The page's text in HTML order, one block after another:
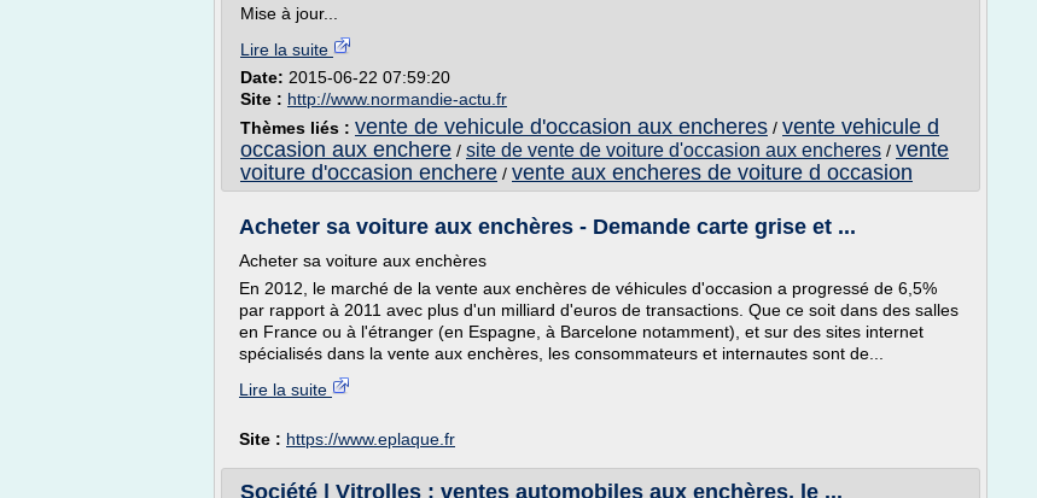
Mise à jour...
Lire la suite
Date: 2015-06-22 07:59:20
Site : http://www.normandie-actu.fr
Thèmes liés : vente de vehicule d'occasion aux encheres / vente vehicule d
occasion aux enchere / site de vente de voiture d'occasion aux encheres / vente
voiture d'occasion enchere / vente aux encheres de voiture d occasion
Acheter sa voiture aux enchères - Demande carte grise et ...
Acheter sa voiture aux enchères
En 2012, le marché de la vente aux enchères de véhicules d'occasion a progressé de 6,5%
par rapport à 2011 avec plus d'un milliard d'euros de transactions. Que ce soit dans des salles
en France ou à l'étranger (en Espagne, à Barcelone notamment), et sur des sites internet
spécialisés dans la vente aux enchères, les consommateurs et internautes sont de...
Lire la suite
Site : https://www.eplaque.fr
Société | Vitrolles : ventes automobiles aux enchères, le ...